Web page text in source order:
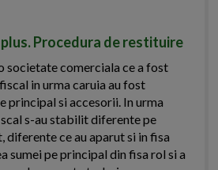
Procedura de restituire
societate comerciala ce a fost
in urma caruia au fost
principal si accesorii. In urma
s-au stabilit diferente pe
ce au aparut si in fisa
sumei pe principal din fisa rol si a